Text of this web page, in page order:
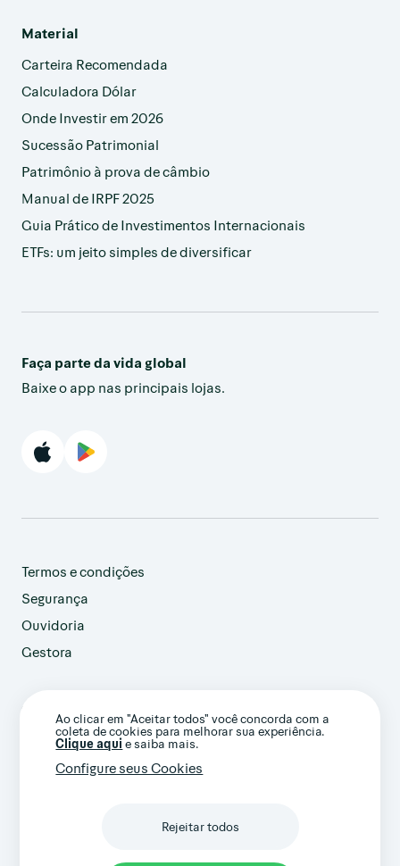
Ao clicar em "Aceitar todos" você concorda com a
coleta de cookies para melhorar sua experiência.
Clique aqui e saiba mais.
Configure seus Cookies
Rejeitar todos
Material
Carteira Recomendada
Calculadora Dólar
Onde Investir em 2026
Sucessão Patrimonial
Patrimônio à prova de câmbio
Manual de IRPF 2025
Guia Prático de Investimentos Internacionais
ETFs: um jeito simples de diversificar
Faça parte da vida global
Baixe o app nas principais lojas.
Termos e condições
Segurança
Ouvidoria
Gestora
customer@avenue.us
+1 786-220-7233
(Ligação internacional)